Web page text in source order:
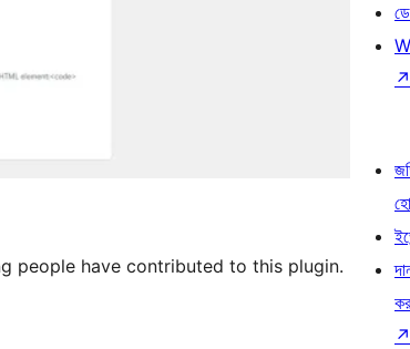
people have contributed to this plugin.
↗
↗